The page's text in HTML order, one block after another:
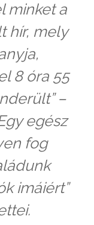
minket a
hír, mely
8 óra 55
–
egész
fog
imáiért”